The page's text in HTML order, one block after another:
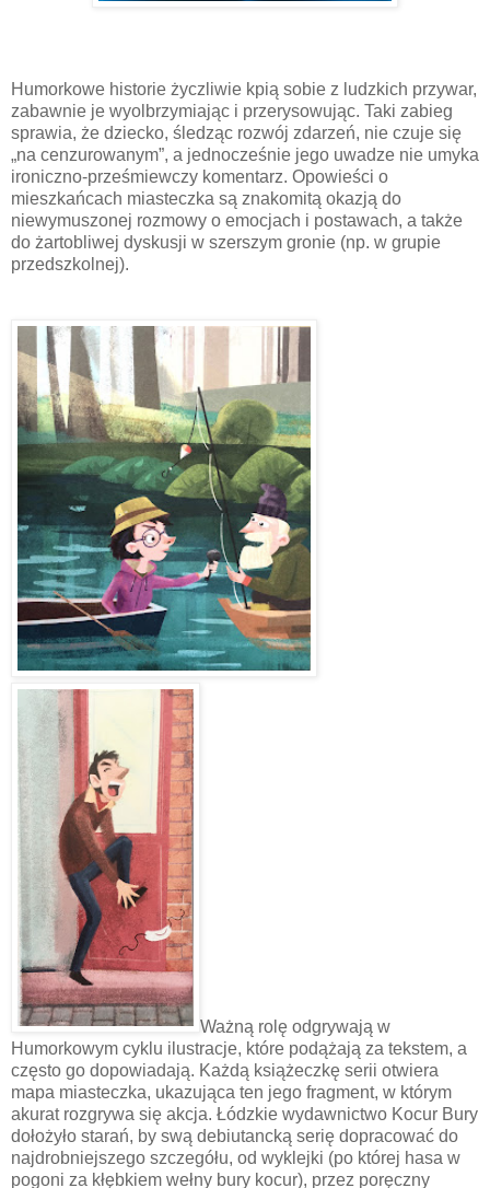
Humorkowe historie życzliwie kpią sobie z ludzkich przywar,
zabawnie je wyolbrzymiając i przerysowując. Taki zabieg
sprawia, że dziecko, śledząc rozwój zdarzeń, nie czuje się
„na cenzurowanym”, a jednocześnie jego uwadze nie umyka
ironiczno-prześmiewczy komentarz. Opowieści o
mieszkańcach miasteczka są znakomitą okazją do
niewymuszonej rozmowy o emocjach i postawach, a także
do żartobliwej dyskusji w szerszym gronie (np. w grupie
przedszkolnej).
Ważną rolę odgrywają w
Humorkowym cyklu ilustracje, które podążają za tekstem, a
często go dopowiadają. Każdą książeczkę serii otwiera
mapa miasteczka, ukazująca ten jego fragment, w którym
akurat rozgrywa się akcja. Łódzkie wydawnictwo Kocur Bury
dołożyło starań, by swą debiutancką serię dopracować do
najdrobniejszego szczegółu, od wyklejki (po której hasa w
pogoni za kłębkiem wełny bury kocur), przez poręczny